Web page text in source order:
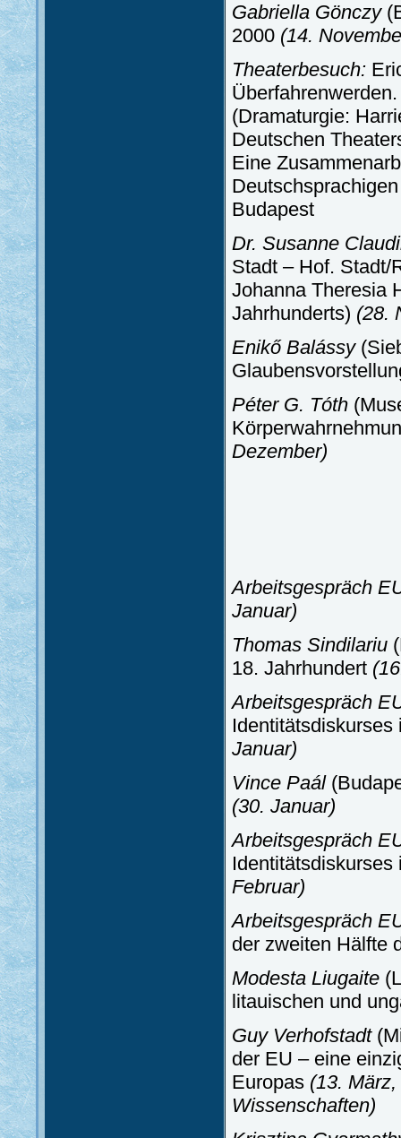
Gabriella Gönczy
2000 (14.
Theaterbesuch:
(Dramaturgie:
Deutschen
Eine
Budapest
Dr. Susanne
Stadt – Hof. Stadt/
Johanna Theresia
Jahrhunderts) (28.
Enikő Balássy
Péter G. Tóth
Dezember)
Arbeitsgespräch
Januar)
Thomas Sindilariu
18. Jahrhundert
Arbeitsgespräch
Januar)
Vince Paál
(30. Januar)
Arbeitsgespräch
Februar)
Arbeitsgespräch
der zweiten Hälfte
Modesta Liugaite
litauischen und
Guy Verhofstadt
der EU – eine
Europas (13.
Wissenschaften)